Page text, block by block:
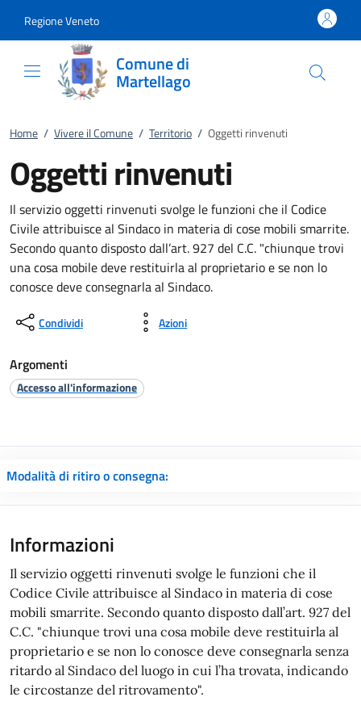
Regione Veneto
Comune di
Martellago
Home / Vivere il Comune / Territorio / Oggetti rinvenuti
Oggetti rinvenuti
Il servizio oggetti rinvenuti svolge le funzioni che il Codice
Civile attribuisce al Sindaco in materia di cose mobili smarrite.
Secondo quanto disposto dall’art. 927 del C.C. "chiunque trovi
una cosa mobile deve restituirla al proprietario e se non lo
conosce deve consegnarla al Sindaco.
Condividi Azioni
Argomenti
Accesso all'informazione
Modalità di ritiro o consegna:
Informazioni
Il servizio oggetti rinvenuti svolge le funzioni che il
Codice Civile attribuisce al Sindaco in materia di cose
mobili smarrite. Secondo quanto disposto dall’art. 927 del
C.C. "chiunque trovi una cosa mobile deve restituirla al
proprietario e se non lo conosce deve consegnarla senza
ritardo al Sindaco del luogo in cui l’ha trovata, indicando
le circostanze del ritrovamento".